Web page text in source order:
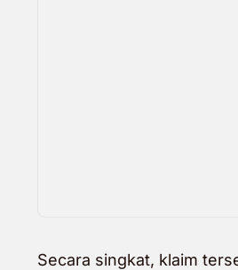
Secara singkat, klaim